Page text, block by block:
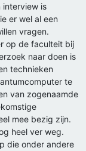
interview is
er wel al een
vragen.
op de faculteit bij
naar doen is
technieken
te
van zogenaamde
mee bezig zijn.
heel ver weg.
die onder andere